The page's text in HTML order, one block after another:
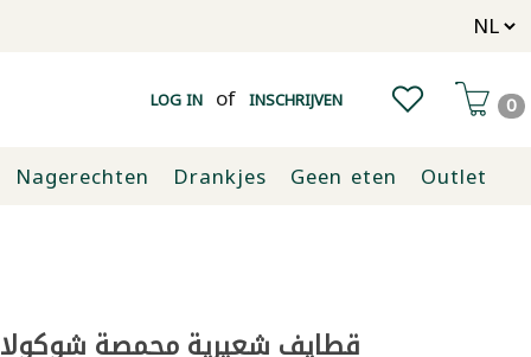
LOG IN of INSCHRIJVEN 0
Nagerechten Drankjes Geen eten
Outlet
قطايف شعيرية محمصة شوكولا